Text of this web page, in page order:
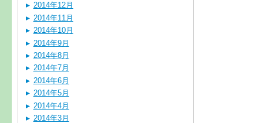
2014年12月
2014年11月
2014年10月
2014年9月
2014年8月
2014年7月
2014年6月
2014年5月
2014年4月
2014年3月